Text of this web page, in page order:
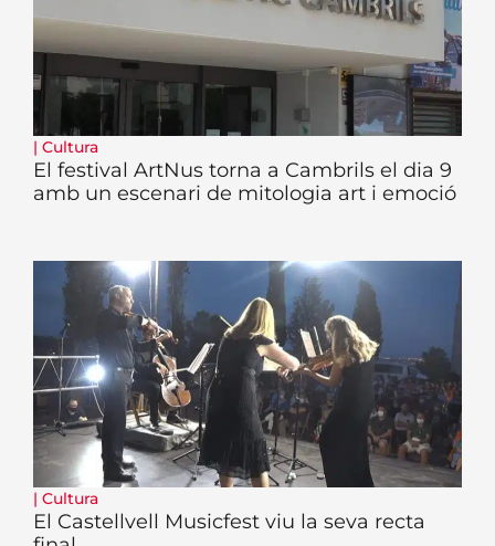
| Cultura
El festival ArtNus torna a Cambrils el dia 9
amb un escenari de mitologia art i emoció
| Cultura
El Castellvell Musicfest viu la seva recta